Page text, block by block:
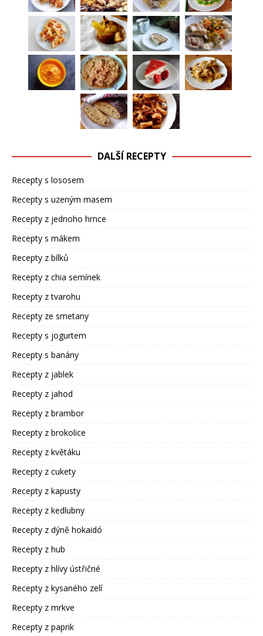
DALŠÍ RECEPTY
Recepty s lososem
Recepty s uzeným masem
Recepty z jednoho hrnce
Recepty s mákem
Recepty z bílků
Recepty z chia semínek
Recepty z tvarohu
Recepty ze smetany
Recepty s jogurtem
Recepty s banány
Recepty z jablek
Recepty z jahod
Recepty z brambor
Recepty z brokolice
Recepty z květáku
Recepty z cukety
Recepty z kapusty
Recepty z kedlubny
Recepty z dýně hokaidó
Recepty z hub
Recepty z hlívy ústřičné
Recepty z kysaného zelí
Recepty z mrkve
Recepty z paprik